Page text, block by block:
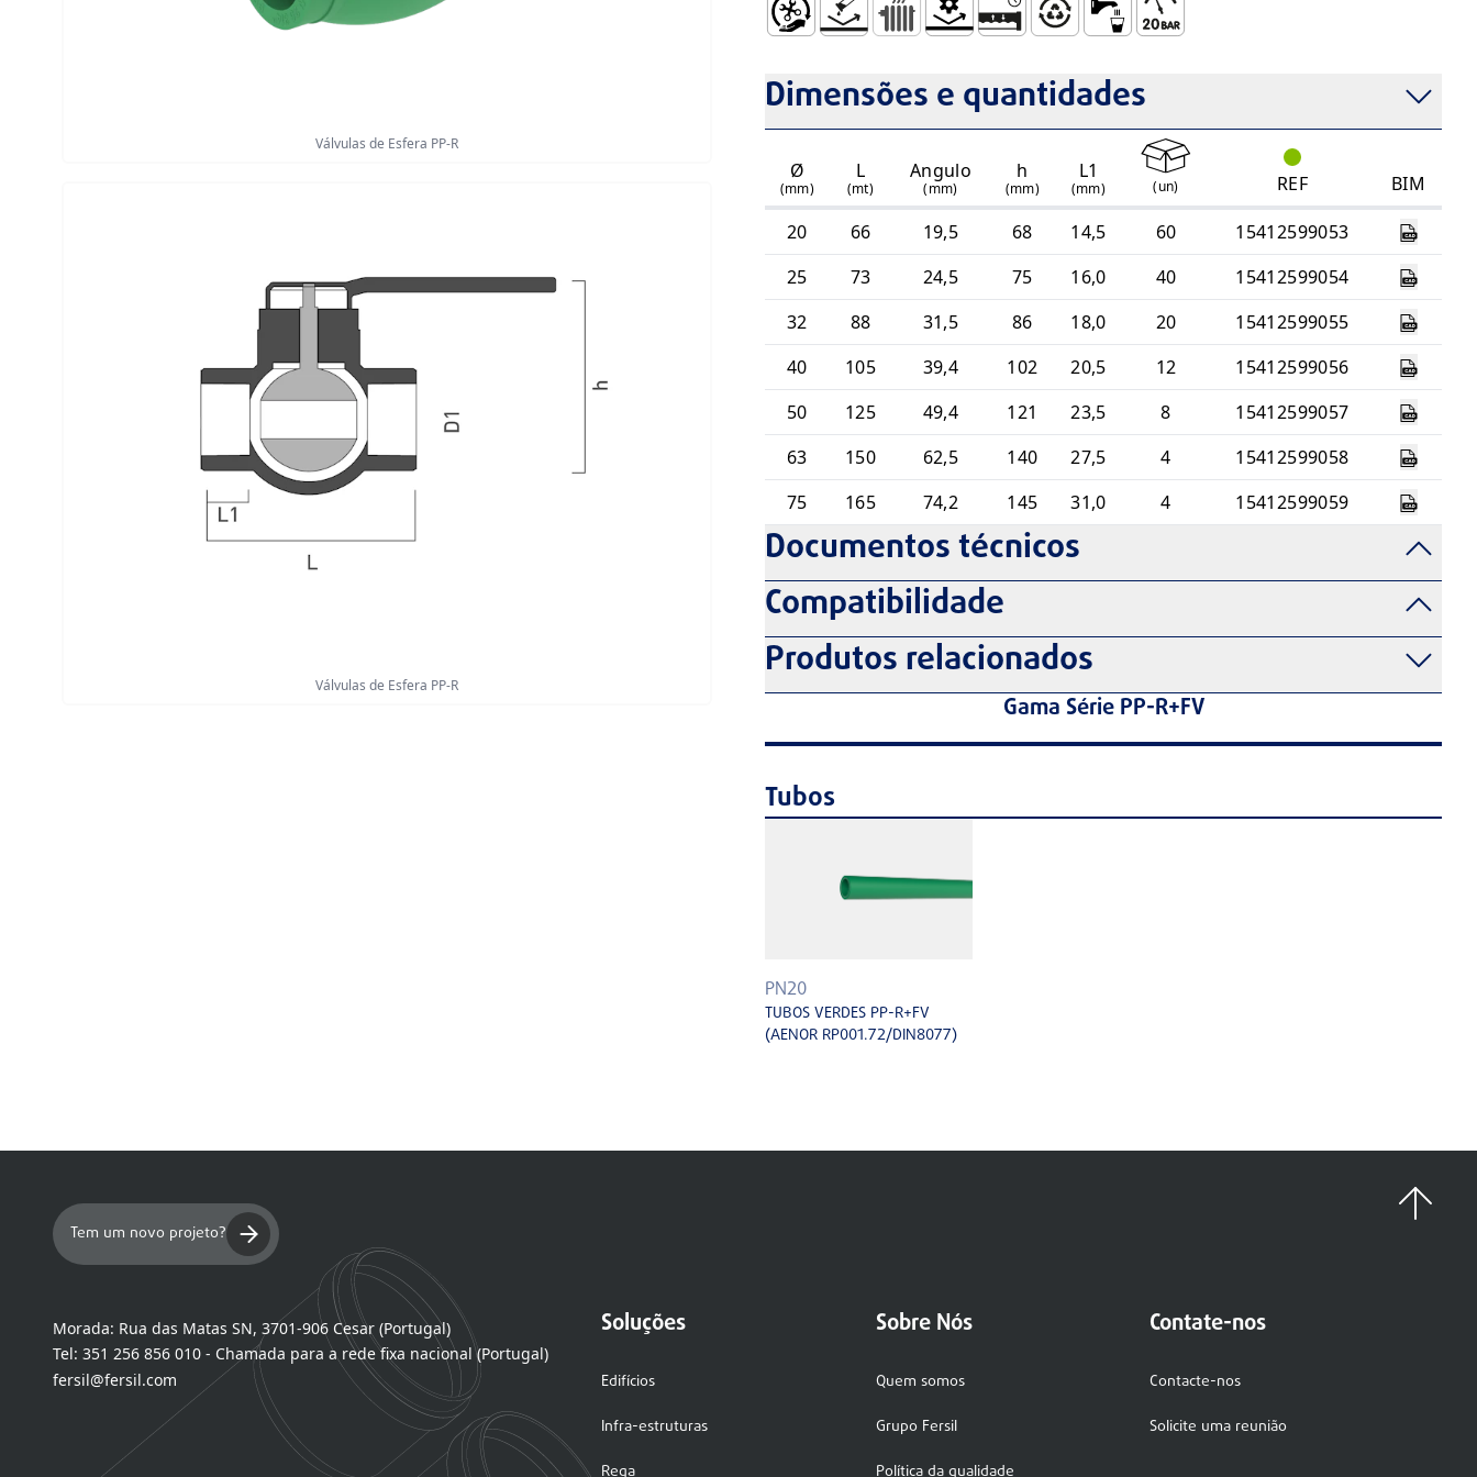
Válvulas de Esfera PP-R
Válvulas de Esfera PP-R
Dimensões e quantidades
Ø
(mm)
L
(mt)
Angulo
(mm)
h
(mm)
L1
(mm) (un) REF
BIM
20
66 19,5 68 14,5 60
15412599053
25
73 24,5 75 16,0 40
15412599054
32
88 31,5 86 18,0 20
15412599055
40
105 39,4 102 20,5 12
15412599056
50
125 49,4 121 23,5 8
15412599057
63
150 62,5 140 27,5 4
15412599058
75
165 74,2 145 31,0 4 15412599059
Documentos técnicos
Compatibilidade
Produtos relacionados
Gama Série PP-R+FV
Tubos
PN20
TUBOS VERDES PP-R+FV
(AENOR RP001.72/DIN8077)
Tem um novo projeto?
Morada: Rua das Matas SN, 3701-906 Cesar (Portugal)
Tel: 351 256 856 010 - Chamada para a rede fixa nacional (Portugal)
fersil@fersil.com
Soluções
Edifícios
Infra-estruturas
Sobre Nós
Quem somos
Grupo Fersil
Contate-nos
Contacte-nos
Solicite uma reunião